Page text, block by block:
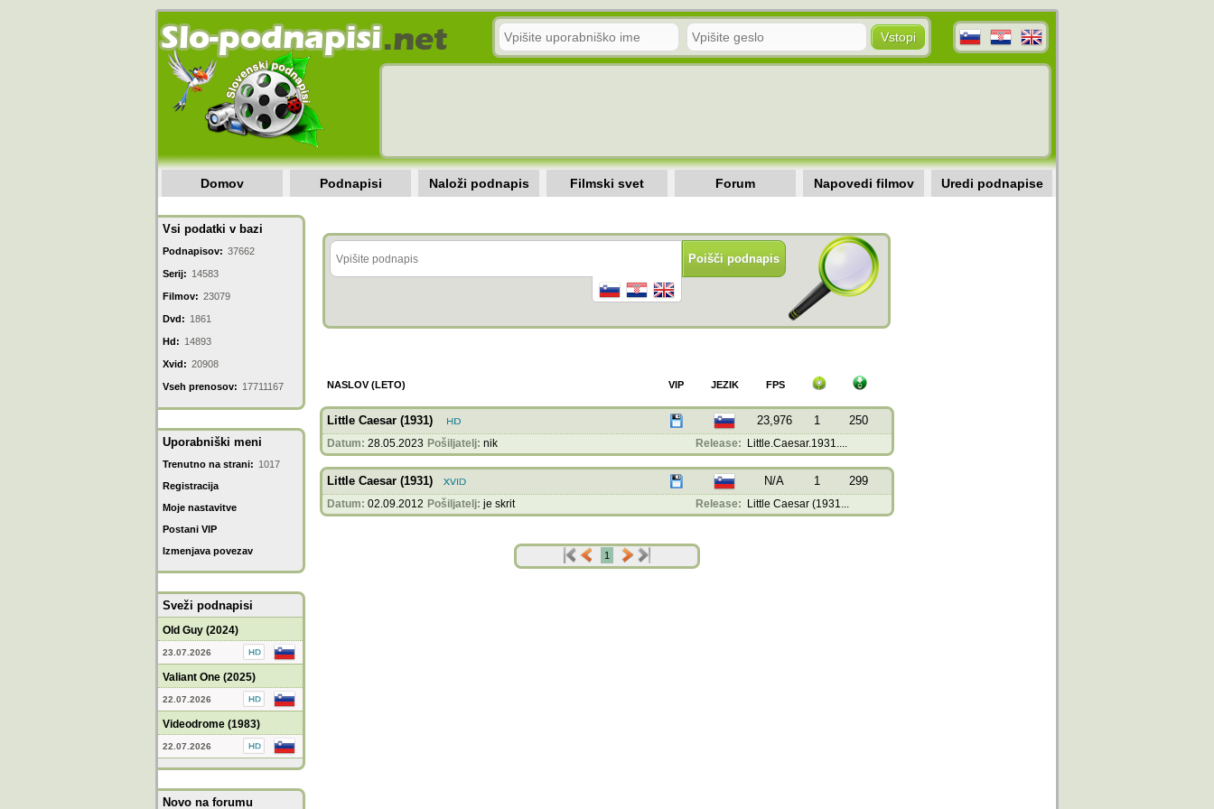
Domov Podnapisi Naloži podnapis Filmski svet Forum Napovedi filmov Uredi podnapise
Vsi podatki v bazi
Podnapisov: 37662
Serij: 14583
Filmov: 23079
Dvd: 1861
Hd: 14893
Xvid: 20908
Vseh prenosov: 17711167
Uporabniški meni
Trenutno na strani: 1017
Registracija
Moje nastavitve
Postani VIP
Izmenjava povezav
Sveži podnapisi
Old Guy (2024)
23.07.2026
Valiant One (2025)
22.07.2026
Videodrome (1983)
22.07.2026
Novo na forumu
NASLOV (LETO) FPS
JEZIK
VIP
Little Caesar (1931) 23,976 1 250
Datum: 28.05.2023 Pošiljatelj: nik Release: Little.Caesar.1931....
Little Caesar (1931) N/A 1 299
Datum: 02.09.2012 Pošiljatelj: je skrit Release: Little Caesar (1931...
1